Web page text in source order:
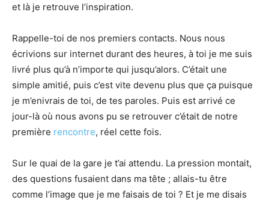
et là je retrouve l’inspiration.
Rappelle-toi de nos premiers contacts. Nous nous
écrivions sur internet durant des heures, à toi je me suis
livré plus qu’à n’importe qui jusqu’alors. C’était une
simple amitié, puis c’est vite devenu plus que ça puisque
je m’enivrais de toi, de tes paroles. Puis est arrivé ce
jour-là où nous avons pu se retrouver c’était de notre
première rencontre, réel cette fois.
Sur le quai de la gare je t’ai attendu. La pression montait,
des questions fusaient dans ma tête ; allais-tu être
comme l’image que je me faisais de toi ? Et je me disais